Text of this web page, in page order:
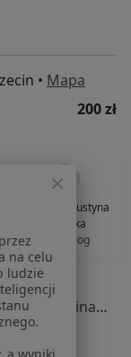
• Mapa
200 zł
dr n. med. Justyna
Widecka
ginekolog
Brak dostępnych specjalistów z wolnymi terminami w tym centrum medycznym.
na celu
ludzie